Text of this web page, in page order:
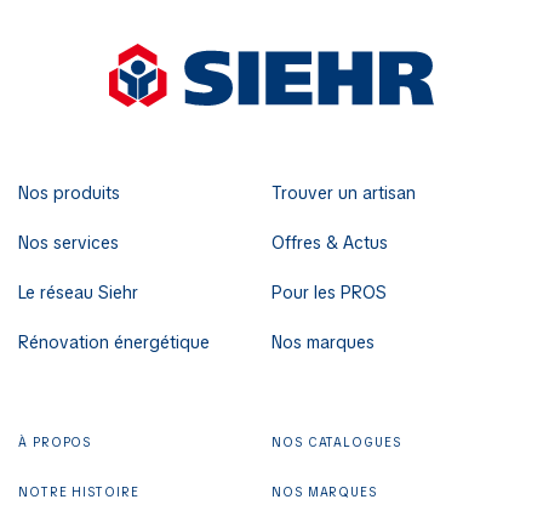
Nos produits
Nos services
Le réseau Siehr
Rénovation énergétique
Trouver un artisan
Offres & Actus
Pour les PROS
Nos marques
À PROPOS
NOTRE HISTOIRE
NOS CATALOGUES
NOS MARQUES